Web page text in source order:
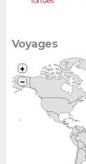
Voyages
+
−